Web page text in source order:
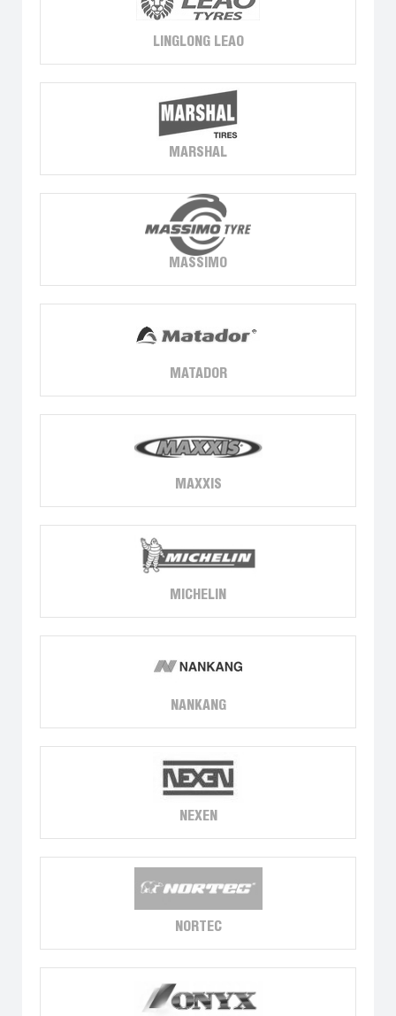
LINGLONG LEAO
MARSHAL
MASSIMO
MATADOR
MAXXIS
MICHELIN
NANKANG
NEXEN
NORTEC